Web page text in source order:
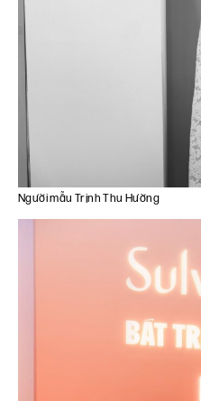
Người mẫu Trịnh Thu Hường